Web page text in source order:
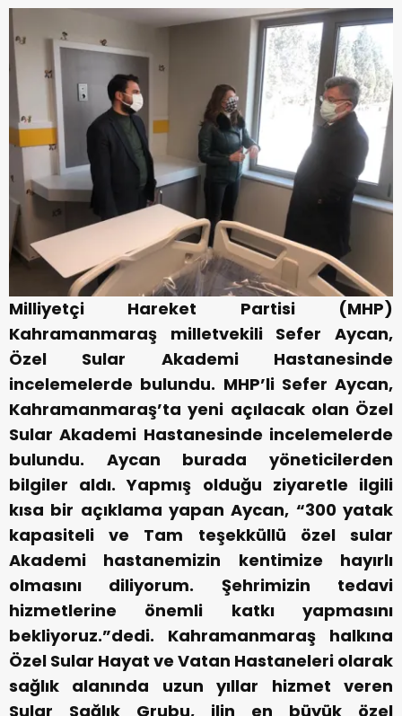
Milliyetçi Hareket Partisi (MHP)
Kahramanmaraş milletvekili Sefer Aycan,
Özel Sular Akademi Hastanesinde
incelemelerde bulundu. MHP’li Sefer Aycan,
Kahramanmaraş’ta yeni açılacak olan Özel
Sular Akademi Hastanesinde incelemelerde
bulundu. Aycan burada yöneticilerden
bilgiler aldı. Yapmış olduğu ziyaretle ilgili
kısa bir açıklama yapan Aycan, “300 yatak
kapasiteli ve Tam teşekküllü özel sular
Akademi hastanemizin kentimize hayırlı
olmasını diliyorum. Şehrimizin tedavi
hizmetlerine önemli katkı yapmasını
bekliyoruz.”dedi.
Kahramanmaraş halkına
Özel Sular Hayat ve Vatan Hastaneleri olarak
sağlık alanında uzun yıllar hizmet veren
Sular Sağlık Grubu, ilin en büyük özel